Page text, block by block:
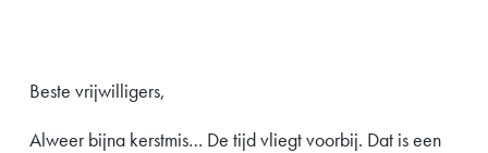
Beste vrijwilligers,
Alweer bijna kerstmis… De tijd vliegt voorbij. Dat is een